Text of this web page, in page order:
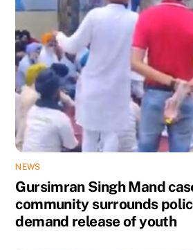
NEWS
Gursimran Singh Mand
community surrounds
demand release of youth